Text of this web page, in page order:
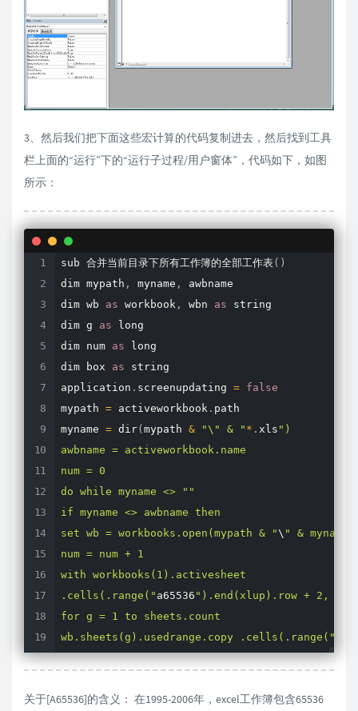
3、然后我们把下面这些宏计算的代码复制进去，然后找到工具
栏上面的“运行”下的“运行子过程/用户窗体”，代码如下，如图
所示：
sub 合并当前目录下所有工作簿的全部工作表( )
dim mypath , myname ,
awbname
dim wb as workbook , wbn as string
dim g as long
dim num as long
dim box as string
application . screenupdating =
false
mypath = activeworkbook . path
myname = dir(mypath & "\" & " * . xls ")
awbname = activeworkbook.name
num = 0
do while myname <> " "
if myname <> awbname then
set wb = workbooks.open(mypath & "\ " &
num = num + 1
with workbooks(1).activesheet
.cells(.range(" a65536 ").end(xlup).row + 2, 1)
for g = 1 to sheets.count
wb.sheets(g).usedrange.copy .cells(.range("
next
wb.close false
关于[A65536]的含义： 在1995-2006年，excel工作簿包含65536